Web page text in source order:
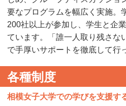
要なプログラムを幅広く実施。
200社以上が参加し、学生と企
ています。「誰一人取り残さな
で手厚いサポートを徹底して行
各種制度
相模女子大学での学びを支援す